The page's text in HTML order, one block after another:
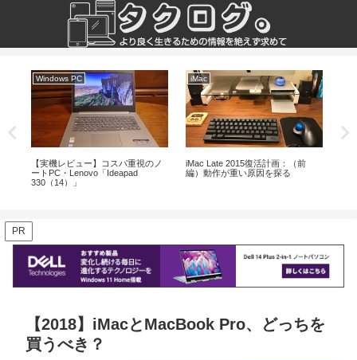
Windows PC
【実機レビュー】コスパ重視のノ
ートPC・Lenovo「Ideapad
330（14）」
iMac
iMac Late 2015復活計画：（前
編）動作が重い原因を探る
PR
【2018】iMacとMacBook Pro、どっちを
買うべき？